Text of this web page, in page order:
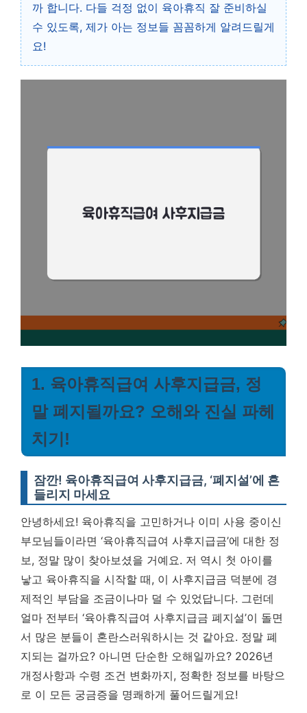
까 합니다. 다들 걱정 없이 육아휴직 잘 준비하실
수 있도록, 제가 아는 정보들 꼼꼼하게 알려드릴게
요!
1. 육아휴직급여 사후지급금, 정
말 폐지될까요? 오해와 진실 파헤
치기!
잠깐! 육아휴직급여 사후지급금, ‘폐지설’에 흔
들리지 마세요
안녕하세요! 육아휴직을 고민하거나 이미 사용 중이신
부모님들이라면 ‘육아휴직급여 사후지급금’에 대한 정
보, 정말 많이 찾아보셨을 거예요. 저 역시 첫 아이를
낳고 육아휴직을 시작할 때, 이 사후지급금 덕분에 경
제적인 부담을 조금이나마 덜 수 있었답니다. 그런데
얼마 전부터 ‘육아휴직급여 사후지급금 폐지설’이 돌면
서 많은 분들이 혼란스러워하시는 것 같아요. 정말 폐
지되는 걸까요? 아니면 단순한 오해일까요? 2026년
개정사항과 수령 조건 변화까지, 정확한 정보를 바탕으
로 이 모든 궁금증을 명쾌하게 풀어드릴게요!